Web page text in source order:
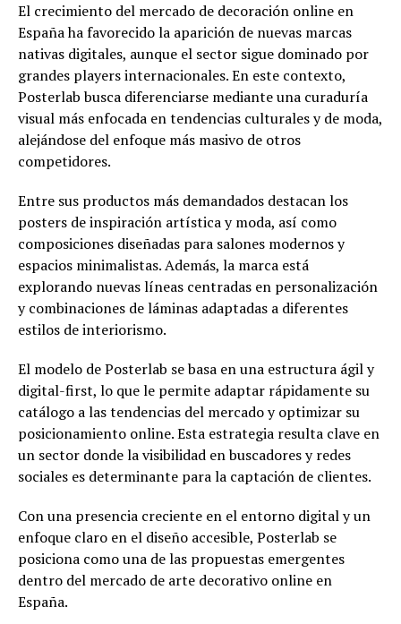
El crecimiento del mercado de decoración online en
España ha favorecido la aparición de nuevas marcas
nativas digitales, aunque el sector sigue dominado por
grandes players internacionales. En este contexto,
Posterlab busca diferenciarse mediante una curaduría
visual más enfocada en tendencias culturales y de moda,
alejándose del enfoque más masivo de otros
competidores.
Entre sus productos más demandados destacan los
posters de inspiración artística y moda, así como
composiciones diseñadas para salones modernos y
espacios minimalistas. Además, la marca está
explorando nuevas líneas centradas en personalización
y combinaciones de láminas adaptadas a diferentes
estilos de interiorismo.
El modelo de Posterlab se basa en una estructura ágil y
digital-first, lo que le permite adaptar rápidamente su
catálogo a las tendencias del mercado y optimizar su
posicionamiento online. Esta estrategia resulta clave en
un sector donde la visibilidad en buscadores y redes
sociales es determinante para la captación de clientes.
Con una presencia creciente en el entorno digital y un
enfoque claro en el diseño accesible, Posterlab se
posiciona como una de las propuestas emergentes
dentro del mercado de arte decorativo online en
España.